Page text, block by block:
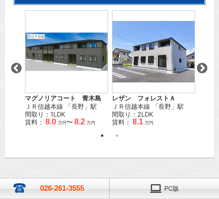
マグノリアコート 青木島
ＪＲ信越本線 「長野 」駅
間取り：1LDK
賃料： 8.0 万円〜 8.2 万円
レザン フォレストＡ
ＪＲ信越本線 「長野 」駅
間取り：2LDK
賃料： 8.1 万円
026-261-3555 PC版